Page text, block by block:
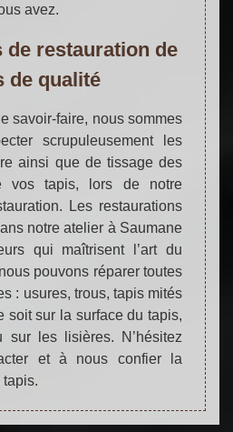
avez.
de restauration de
de qualité
savoir-faire, nous sommes
scrupuleusement les
ainsi que de tissage des
vos tapis, lors de notre
Les restaurations
notre atelier à Saumane
qui maîtrisent l’art du
pouvons réparer toutes
: usures, trous, tapis mités
soit sur la surface du tapis,
les lisières. N’hésitez
et à nous confier la
tapis.